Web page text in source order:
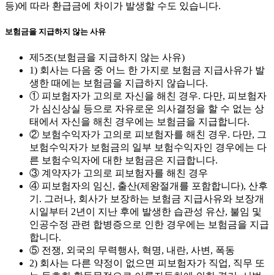
등)에 따라 환급금에 차이가 발생할 수도 있습니다.
보험금을 지급하지 않는 사유
제5조(보험금을 지급하지 않는 사유)
1) 회사는 다음 중 어느 한 가지로 보험금 지급사유가 발
생한 때에는 보험금을 지급하지 않습니다.
① 피보험자가 고의로 자신을 해친 경우. 다만, 피보험자
가 심신상실 등으로 자유로운 의사결정을 할 수 없는 상
태에서 자신을 해친 경우에는 보험금을 지급합니다.
② 보험수익자가 고의로 피보험자를 해친 경우. 다만, 그
보험수익자가 보험금의 일부 보험수익자인 경우에는 다
른 보험수익자에 대한 보험금은 지급합니다.
③ 계약자가 고의로 피보험자를 해친 경우
④ 피보험자의 임신, 출산(제왕절개를 포함합니다), 산후
기. 그러나, 회사가 보장하는 보험금 지급사유와 보장개
시일부터 2년이 지난 후에 발생한 습관성 유산, 불임 및
인공수정 관련 합병증으로 인한 경우에는 보험금을 지급
합니다.
⑤ 전쟁, 외국의 무력행사, 혁명, 내란, 사변, 폭동
2) 회사는 다른 약정이 없으면 피보험자가 직업, 직무 또